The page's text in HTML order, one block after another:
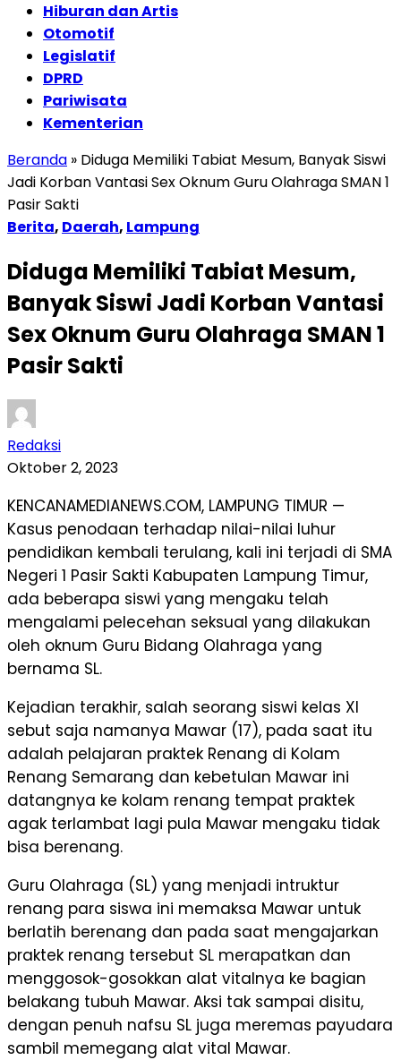
Hiburan dan Artis
Otomotif
Legislatif
DPRD
Pariwisata
Kementerian
Beranda » Diduga Memiliki Tabiat Mesum, Banyak Siswi
Jadi Korban Vantasi Sex Oknum Guru Olahraga SMAN 1
Pasir Sakti
Berita, Daerah, Lampung
Diduga Memiliki Tabiat Mesum,
Banyak Siswi Jadi Korban Vantasi
Sex Oknum Guru Olahraga SMAN 1
Pasir Sakti
Redaksi
Oktober 2, 2023
KENCANAMEDIANEWS.COM, LAMPUNG TIMUR —
Kasus penodaan terhadap nilai-nilai luhur
pendidikan kembali terulang, kali ini terjadi di SMA
Negeri 1 Pasir Sakti Kabupaten Lampung Timur,
ada beberapa siswi yang mengaku telah
mengalami pelecehan seksual yang dilakukan
oleh oknum Guru Bidang Olahraga yang
bernama SL.
Kejadian terakhir, salah seorang siswi kelas XI
sebut saja namanya Mawar (17), pada saat itu
adalah pelajaran praktek Renang di Kolam
Renang Semarang dan kebetulan Mawar ini
datangnya ke kolam renang tempat praktek
agak terlambat lagi pula Mawar mengaku tidak
bisa berenang.
Guru Olahraga (SL) yang menjadi intruktur
renang para siswa ini memaksa Mawar untuk
berlatih berenang dan pada saat mengajarkan
praktek renang tersebut SL merapatkan dan
menggosok-gosokkan alat vitalnya ke bagian
belakang tubuh Mawar. Aksi tak sampai disitu,
dengan penuh nafsu SL juga meremas payudara
sambil memegang alat vital Mawar.